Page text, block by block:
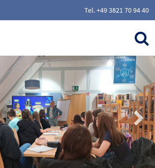
Tel. +49 3821 70 94 40